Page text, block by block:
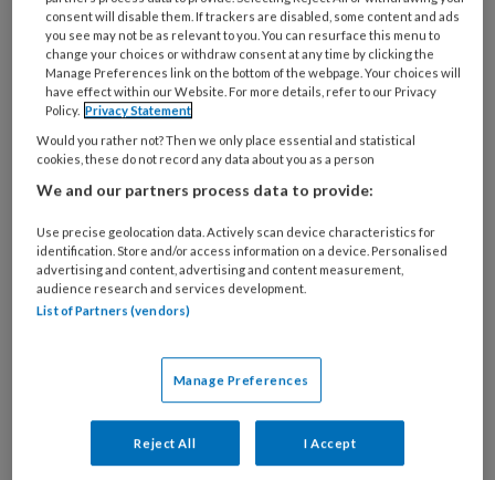
bekend vanwege zijn baanbrekende werk in de
acute cardiologie. Hij leidde een van de eerste
grote gerandomiseerde klinische trials in
Nederland: preventie van kamerfibrilleren bij het
acute hartinfarct. Henk Lie stond bekend om zijn
onconventionele manier van acteren, regisseren,
dirigeren en samenwerken. Hij werd niet heel erg
cardiologie en de wetenschap, en de mensen die
daarin volgens hem een rol speelden, verder te
brengen. Lees hier het in memoriam van Harry
17 JULI 2026
FIRST AUTHORS IN THE SPOTLIGHT
consent will disable them. If trackers are disabled, some content and ads
you see may not be as relevant to you. You can resurface this menu to
change your choices or withdraw consent at any time by clicking the
Manage Preferences link on the bottom of the webpage. Your choices will
have effect within our Website. For more details, refer to our Privacy
Policy. Privacy Statement
Would you rather not? Then we only place essential and statistical
cookies, these do not record any data about you as a person
We and our partners process data to provide:
Use precise geolocation data. Actively scan device characteristics for
identification. Store and/or access information on a device. Personalised
advertising and content, advertising and content measurement,
audience research and services development.
List of Partners (vendors)
Manage Preferences
Reject All I Accept